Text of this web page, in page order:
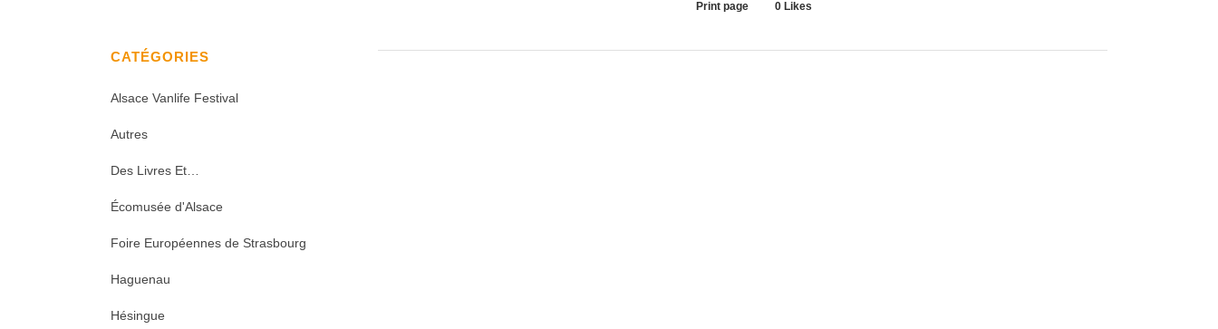
CATÉGORIES
Alsace Vanlife Festival
Autres
Des Livres Et…
Écomusée d'Alsace
Foire Européennes de Strasbourg
Haguenau
Hésingue
Print page 0 Likes